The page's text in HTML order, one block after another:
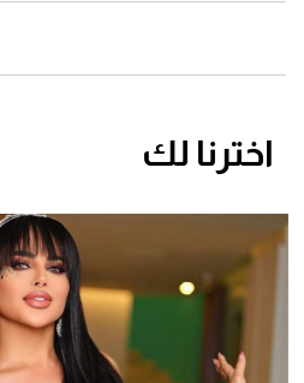
اخترنا لك